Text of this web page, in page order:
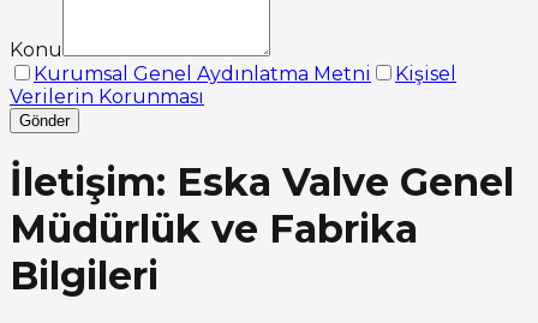
Konu
Kurumsal Genel Aydınlatma Metni
Kişisel
Verilerin Korunması
Gönder
İletişim: Eska Valve Genel
Müdürlük ve Fabrika
Bilgileri